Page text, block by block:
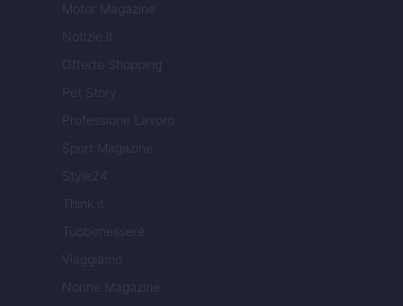
Motor Magazine
Notizie.it
Offerte Shopping
Pet Story
Professione Lavoro
Sport Magazine
Style24
Think.it
Tuobenessere
Viaggiamo
Nonne Magazine